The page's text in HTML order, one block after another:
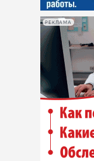
РЕКЛАМА